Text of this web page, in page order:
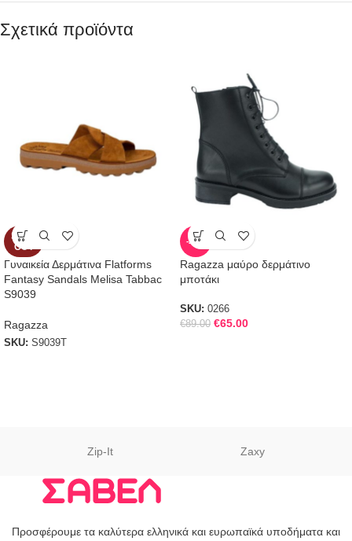
Σχετικά προϊόντα
SOLD
OUT
Γυναικεία Δερμάτινα Flatforms
Fantasy Sandals Melisa Tabbac
S9039
Ragazza
SKU: S9039T
-27%
Ragazza μαύρο δερμάτινο
μποτάκι
SKU: 0266
€89.00 €65.00
Zip-It Zaxy
Προσφέρουμε τα καλύτερα ελληνικά και ευρωπαϊκά υποδήματα και